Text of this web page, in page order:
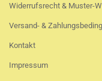
Widerrufsrecht & Muster-
Versand- &
Kontakt
Impressum